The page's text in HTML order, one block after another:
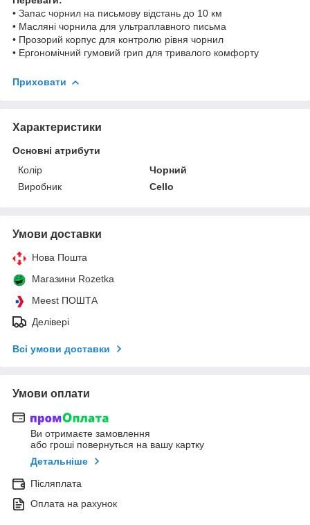
• Запас чорнил на письмову відстань до 10 км
• Масляні чорнила для ультраплавного письма
• Прозорий корпус для контролю рівня чорнил
• Ергономічний гумовий грип для тривалого комфорту
Приховати
Характеристики
Основні атрибути
Колір
Чорний
Виробник
Cello
Умови доставки
Нова Пошта
Магазини Rozetka
Meest ПОШТА
Делівері
Всі умови доставки
Умови оплати
Ви отримаєте замовлення
або гроші повернуться на вашу картку
Детальніше
Післяплата
Оплата на рахунок